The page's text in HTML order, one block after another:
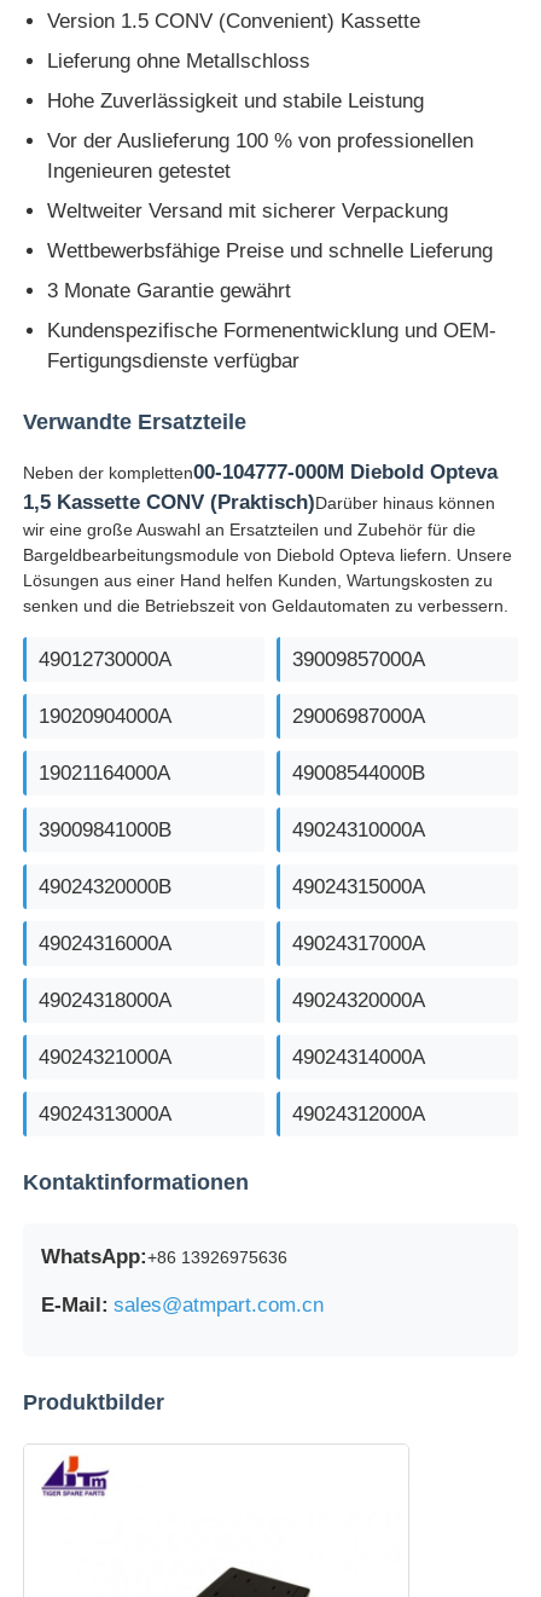
Glory NMD ATM-Teile
OKI ATM-Teile
Genmega ATM -Teile
Rechnungsprüfer
Banknoten-Sortierer
Pos-Maschine
Ersatzteile für Geldautomaten
Münzrecycler
Version 1.5 CONV (Convenient) Kassette
Lieferung ohne Metallschloss
Hohe Zuverlässigkeit und stabile Leistung
Vor der Auslieferung 100 % von professionellen
Ingenieuren getestet
Weltweiter Versand mit sicherer Verpackung
Wettbewerbsfähige Preise und schnelle Lieferung
3 Monate Garantie gewährt
Kundenspezifische Formenentwicklung und OEM-
Fertigungsdienste verfügbar
Verwandte Ersatzteile
Neben der kompletten00-104777-000M Diebold Opteva
1,5 Kassette CONV (Praktisch)Darüber hinaus können
wir eine große Auswahl an Ersatzteilen und Zubehör für die
Bargeldbearbeitungsmodule von Diebold Opteva liefern. Unsere
Lösungen aus einer Hand helfen Kunden, Wartungskosten zu
senken und die Betriebszeit von Geldautomaten zu verbessern.
49012730000A 39009857000A
19020904000A 29006987000A
19021164000A 49008544000B
39009841000B 49024310000A
49024320000B 49024315000A
49024316000A 49024317000A
49024318000A 49024320000A
49024321000A 49024314000A
49024313000A 49024312000A
Kontaktinformationen
WhatsApp:+86 13926975636
E-Mail: sales@atmpart.com.cn
Produktbilder